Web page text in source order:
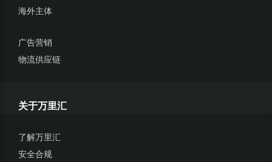
海外主体
广告营销
物流供应链
关于万里汇
了解万里汇
安全合规